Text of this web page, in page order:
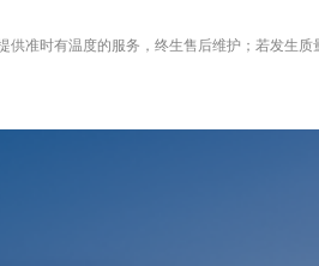
供准时有温度的服务，终生售后维护；若发生